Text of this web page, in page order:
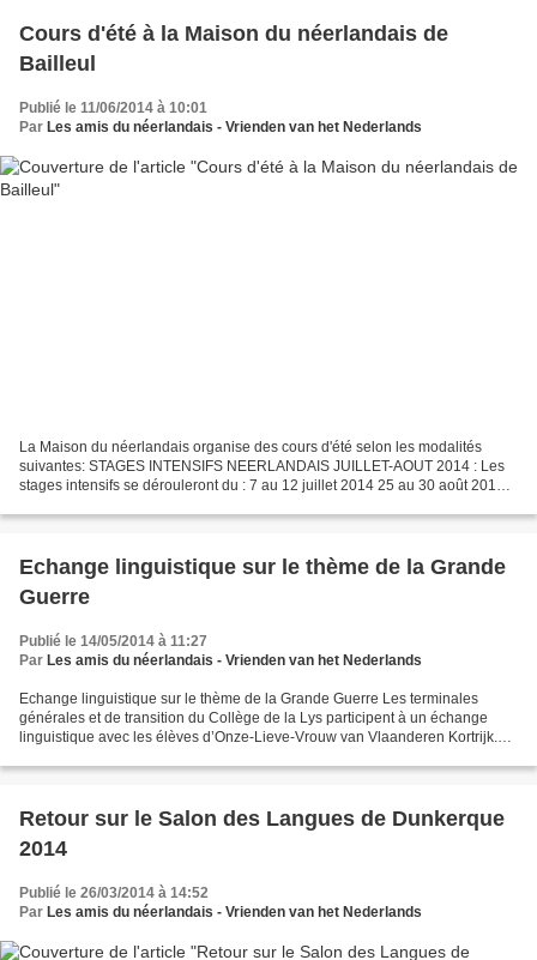
Cours d'été à la Maison du néerlandais de
Bailleul
Publié le 11/06/2014 à 10:01
Par Les amis du néerlandais - Vrienden van het Nederlands
La Maison du néerlandais organise des cours d'été selon les modalités
suivantes: STAGES INTENSIFS NEERLANDAIS JUILLET-AOUT 2014 : Les
stages intensifs se dérouleront du : 7 au 12 juillet 2014 25 au 30 août 2014
Echange linguistique sur le thème de la Grande
Guerre
Publié le 14/05/2014 à 11:27
Par Les amis du néerlandais - Vrienden van het Nederlands
Echange linguistique sur le thème de la Grande Guerre Les terminales
générales et de transition du Collège de la Lys participent à un échange
linguistique avec les élèves d’Onze-Lieve-Vrouw van Vlaanderen Kortrijk.
Retour sur le Salon des Langues de Dunkerque
2014
Publié le 26/03/2014 à 14:52
Par Les amis du néerlandais - Vrienden van het Nederlands